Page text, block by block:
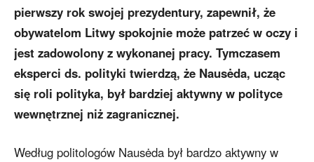
pierwszy rok swojej prezydentury, zapewnił, że
obywatelom Litwy spokojnie może patrzeć w oczy i
jest zadowolony z wykonanej pracy. Tymczasem
eksperci ds. polityki twierdzą, że Nausėda, ucząc
się roli polityka, był bardziej aktywny w polityce
wewnętrznej niż zagranicznej.
Według politologów Nausėda był bardzo aktywny w